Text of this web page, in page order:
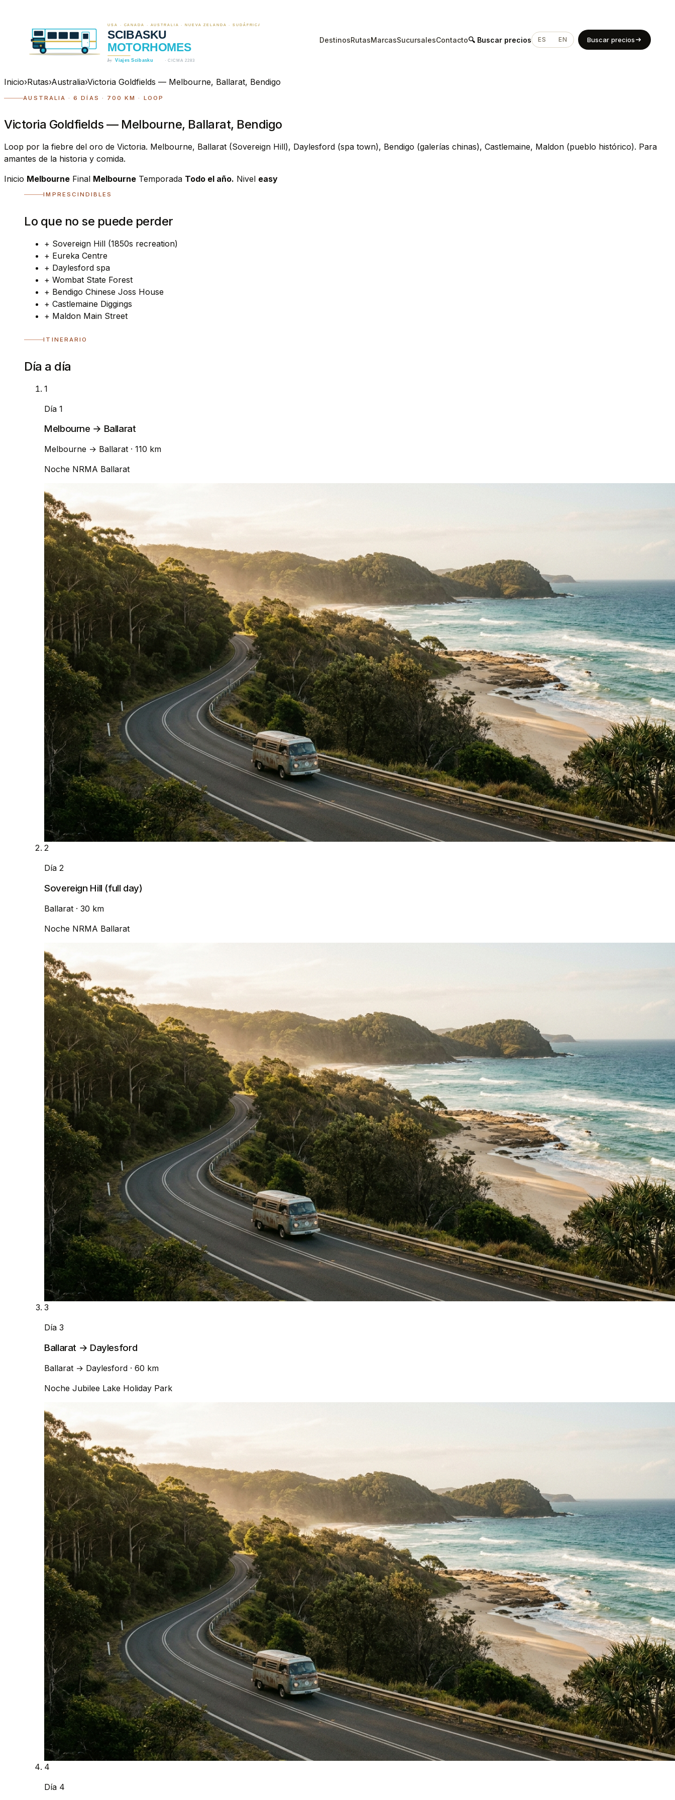
DestinosRutasMarcasSucursalesContacto🔍 Buscar precios ES EN Buscar precios
Inicio›Rutas›Australia›Victoria Goldfields — Melbourne, Ballarat, Bendigo
AUSTRALIA · 6 DÍAS · 700 KM · LOOP
Victoria Goldfields — Melbourne, Ballarat, Bendigo
Loop por la fiebre del oro de Victoria. Melbourne, Ballarat (Sovereign Hill), Daylesford (spa town), Bendigo (galerías chinas), Castlemaine, Maldon (pueblo histórico). Para
amantes de la historia y comida.
Inicio Melbourne Final Melbourne Temporada Todo el año. Nivel easy
IMPRESCINDIBLES
Lo que no se puede perder
+ Sovereign Hill (1850s recreation)
+ Eureka Centre
+ Daylesford spa
+ Wombat State Forest
+ Bendigo Chinese Joss House
+ Castlemaine Diggings
+ Maldon Main Street
ITINERARIO
Día a día
1
Día 1
Melbourne → Ballarat
Melbourne → Ballarat · 110 km
Noche NRMA Ballarat
2
Día 2
Sovereign Hill (full day)
Ballarat · 30 km
Noche NRMA Ballarat
3
Día 3
Ballarat → Daylesford
Ballarat → Daylesford · 60 km
Noche Jubilee Lake Holiday Park
4
Día 4